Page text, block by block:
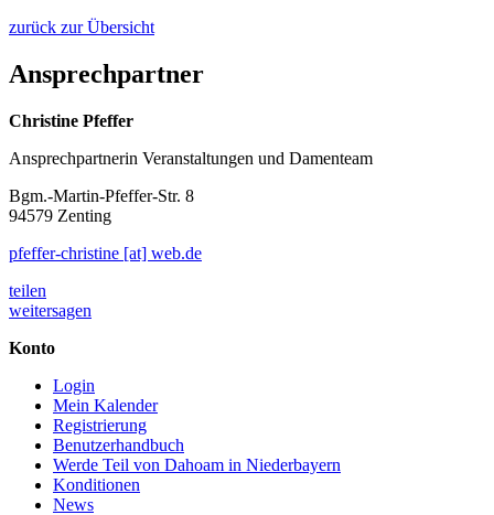
zurück zur Übersicht
Ansprechpartner
Christine Pfeffer
Ansprechpartnerin Veranstaltungen und Damenteam
Bgm.-Martin-Pfeffer-Str. 8
94579 Zenting
pfeffer-christine [at] web.de
teilen
weitersagen
Konto
Login
Mein Kalender
Registrierung
Benutzerhandbuch
Werde Teil von Dahoam in Niederbayern
Konditionen
News